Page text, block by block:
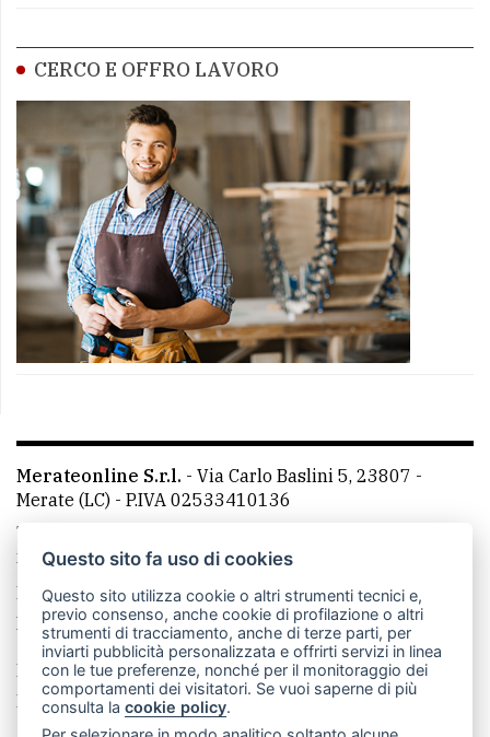
CERCO E OFFRO LAVORO
Merateonline S.r.l. - Via Carlo Baslini 5, 23807 -
Merate (LC) - P.IVA 02533410136
Telefono:
mail: redazione@merateonline.it
La redazione
CasateOnline LeccoOnline
RSS
Made by VIP
Privacy policy
Cookie policy
Rivedi le tue scelte sui cookie
Questo sito fa uso di cookies
Questo sito utilizza cookie o altri strumenti tecnici e,
previo consenso, anche cookie di profilazione o altri
strumenti di tracciamento, anche di terze parti, per
inviarti pubblicità personalizzata e offrirti servizi in linea
con le tue preferenze, nonché per il monitoraggio dei
comportamenti dei visitatori. Se vuoi saperne di più
consulta lacookie policy.